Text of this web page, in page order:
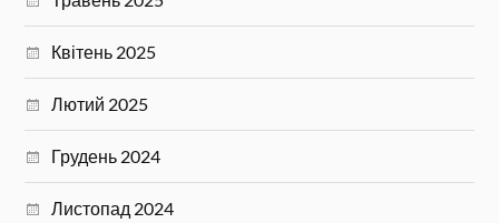
Квітень 2025
Лютий 2025
Грудень 2024
Листопад 2024